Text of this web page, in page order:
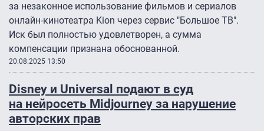
за незаконное использование фильмов и сериалов
онлайн-кинотеатра Kion через сервис "Большое ТВ".
Иск был полностью удовлетворен, а сумма
компенсации признана обоснованной.
20.08.2025 13:50
Disney и Universal подают в суд
на нейросеть Midjourney за нарушение
авторских прав